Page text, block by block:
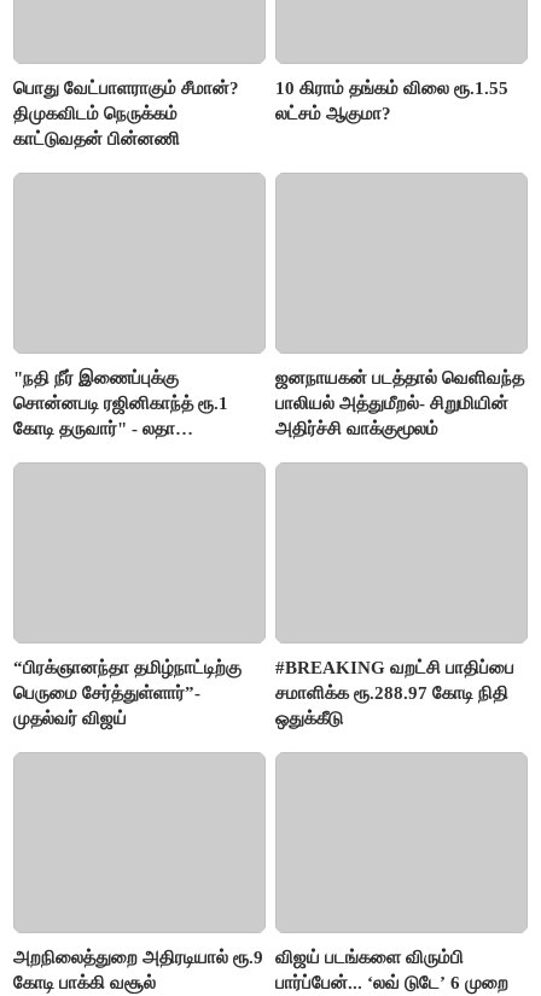
பொது வேட்பாளராகும் சீமான்?
திமுகவிடம் நெருக்கம்
காட்டுவதன் பின்னணி
10 கிராம் தங்கம் விலை ரூ.1.55
லட்சம் ஆகுமா?
"நதி நீர் இணைப்புக்கு
சொன்னபடி ரஜினிகாந்த் ரூ.1
கோடி தருவார்" - லதா
ஜனநாயகன் படத்தால் வெளிவந்த
பாலியல் அத்துமீறல்- சிறுமியின்
அதிர்ச்சி வாக்குமூலம்
“பிரக்ஞானந்தா தமிழ்நாட்டிற்கு
பெருமை சேர்த்துள்ளார்”-
முதல்வர் விஜய்
#BREAKING வறட்சி பாதிப்பை
சமாளிக்க ரூ.288.97 கோடி நிதி
ஒதுக்கீடு
அறநிலைத்துறை அதிரடியால் ரூ.9
கோடி பாக்கி வசூல்
விஜய் படங்களை விரும்பி
பார்ப்பேன்... ‘லவ் டுடே’ 6 முறை